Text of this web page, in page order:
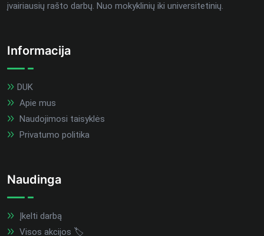
įvairiausių rašto darbų. Nuo mokyklinių iki universitetinių.
Informacija
DUK
Apie mus
Naudojimosi taisyklės
Privatumo politika
Naudinga
Įkelti darbą
Visos akcijos 🏷️